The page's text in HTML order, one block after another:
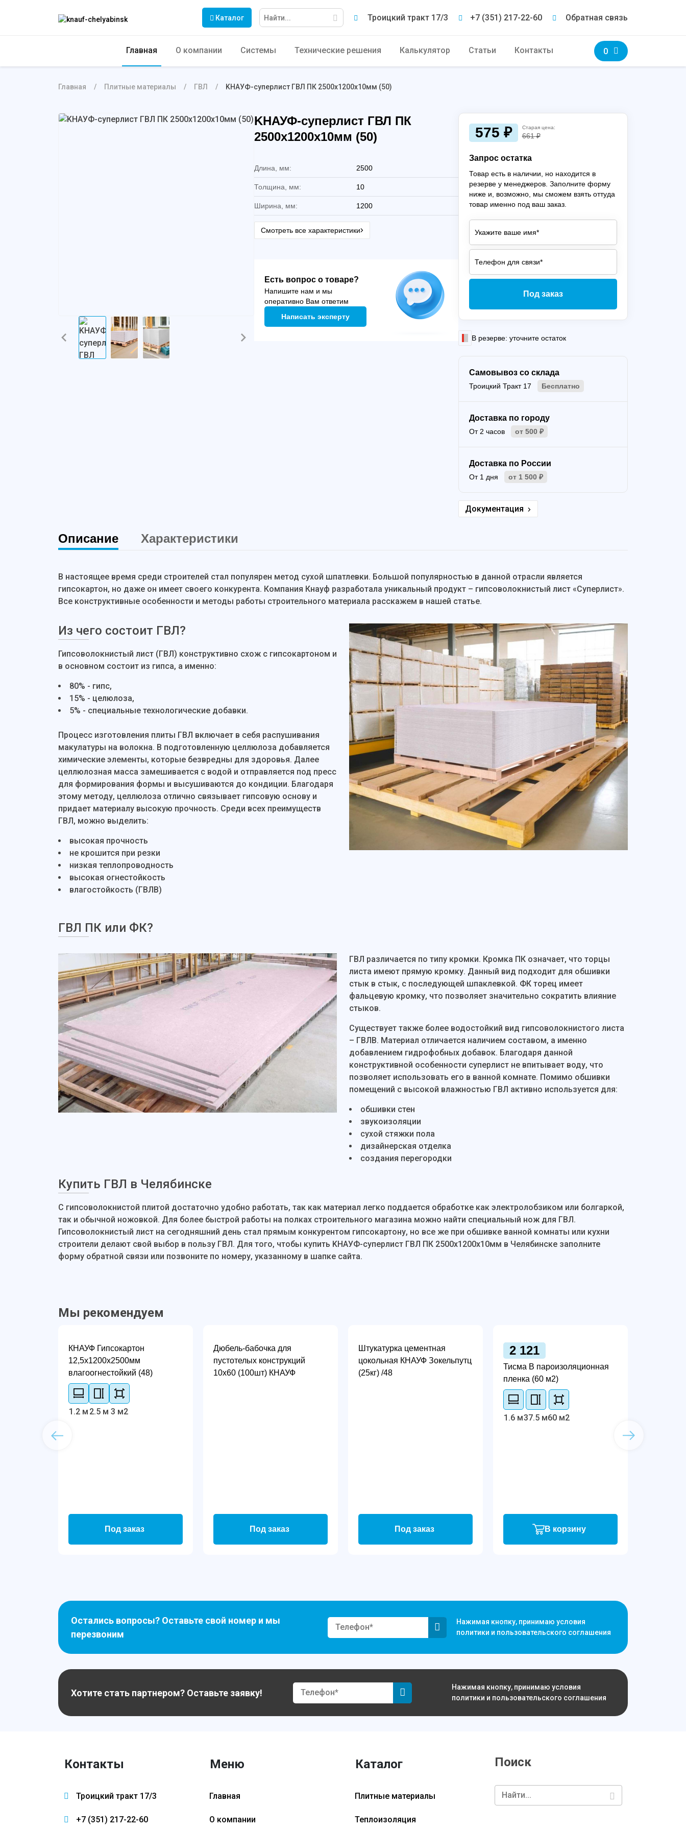
Каталог Троицкий тракт 17/3 +7 (351) 217-22-60 Обратная связь
Главная О компании Системы Технические решения Калькулятор Статьи Контакты 0
Главная Плитные материалы ГВЛ KНАУФ-суперлист ГВЛ ПК 2500х1200х10мм (50)
KНАУФ-суперлист ГВЛ ПК
2500х1200х10мм (50)
Длина, мм: 2500
Толщина, мм: 10
Ширина, мм: 1200
Смотреть все характеристики
Есть вопрос о товаре?
Напишите нам и мы
оперативно Вам ответим
Написать эксперту
575 ₽ Старая цена:
661 ₽
Запрос остатка
Товар есть в наличии, но находится в
резерве у менеджеров. Заполните форму
ниже и, возможно, мы сможем взять оттуда
товар именно под ваш заказ.
Под заказ
В резерве: уточните остаток
Самовывоз со склада
Троицкий Тракт 17 Бесплатно
Доставка по городу
От 2 часов от 500 ₽
Доставка по России
От 1 дня от 1 500 ₽
Документация
Описание Характеристики
В настоящее время среди строителей стал популярен метод сухой шпатлевки. Большой популярностью в данной отрасли является
гипсокартон, но даже он имеет своего конкурента. Компания Кнауф разработала уникальный продукт – гипсоволокнистый лист «Суперлист».
Все конструктивные особенности и методы работы строительного материала расскажем в нашей статье.
Из чего состоит ГВЛ?
Гипсоволокнистый лист (ГВЛ) конструктивно схож с гипсокартоном и
в основном состоит из гипса, а именно:
80% - гипс,
15% - целюлоза,
5% - специальные технологические добавки.
Процесс изготовления плиты ГВЛ включает в себя распушивания
макулатуры на волокна. В подготовленную целлюлоза добавляется
химические элементы, которые безвредны для здоровья. Далее
целлюлозная масса замешивается с водой и отправляется под пресс
для формирования формы и высушиваются до кондиции. Благодаря
этому методу, целлюлоза отлично связывает гипсовую основу и
придает материалу высокую прочность. Среди всех преимуществ
ГВЛ, можно выделить:
высокая прочность
не крошится при резки
низкая теплопроводность
высокая огнестойкость
влагостойкость (ГВЛВ)
ГВЛ ПК или ФК?
ГВЛ различается по типу кромки. Кромка ПК означает, что торцы
листа имеют прямую кромку. Данный вид подходит для обшивки
стык в стык, с последующей шпаклевкой. ФК торец имеет
фальцевую кромку, что позволяет значительно сократить влияние
стыков.
Существует также более водостойкий вид гипсоволокнистого листа
– ГВЛВ. Материал отличается наличием составом, а именно
добавлением гидрофобных добавок. Благодаря данной
конструктивной особенности суперлист не впитывает воду, что
позволяет использовать его в ванной комнате. Помимо обшивки
помещений с высокой влажностью ГВЛ активно используется для:
обшивки стен
звукоизоляции
сухой стяжки пола
дизайнерская отделка
создания перегородки
Купить ГВЛ в Челябинске
С гипсоволокнистой плитой достаточно удобно работать, так как материал легко поддается обработке как электролобзиком или болгаркой,
так и обычной ножовкой. Для более быстрой работы на полках строительного магазина можно найти специальный нож для ГВЛ.
Гипсоволокнистый лист на сегодняшний день стал прямым конкурентом гипсокартону, но все же при обшивке ванной комнаты или кухни
строители делают свой выбор в пользу ГВЛ. Для того, чтобы купить KНАУФ-суперлист ГВЛ ПК 2500х1200х10мм в Челябинске заполните
форму обратной связи или позвоните по номеру, указанному в шапке сайта.
Мы рекомендуем
КНАУФ Гипсокартон
12,5х1200х2500мм
влагоогнестойкий (48)
1.2 м 2.5 м 3 м2
Под заказ
Дюбель-бабочка для
пустотелых конструкций
10х60 (100шт) КНАУФ
Под заказ
Штукатурка цементная
цокольная КНАУФ Зокельпутц
(25кг) /48
Под заказ
2 121
Тисма В пароизоляционная
пленка (60 м2)
1.6 м37.5 м60 м2
В корзину
Остались вопросы? Оставьте свой номер и мы
перезвоним
Нажимая кнопку, принимаю условия
политики и пользовательского соглашения
Хотите стать партнером? Оставьте заявку!
Нажимая кнопку, принимаю условия
политики и пользовательского соглашения
Контакты
Троицкий тракт 17/3
+7 (351) 217-22-60
Меню
Главная
О компании
Каталог
Плитные материалы
Теплоизоляция
Поиск